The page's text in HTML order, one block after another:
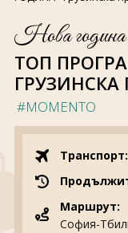
Нова година
За нас
Документи
Общи условия
Нова година
ТОП
#MOMENTO
Транспорт:
Маршрут:
София-